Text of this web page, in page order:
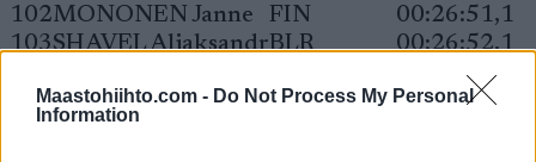
Maastohiihto.com - Do Not Process My Personal
Information
102MONONEN Janne FIN
00:26:51,1
103SHAVEL AliaksandrBLR
00:26:52,1
00:26:52,1
105NIKOLAEV Sergey RUS
00:26:52,4